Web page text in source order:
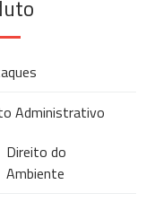
Administrativo
Direito do
Ambiente